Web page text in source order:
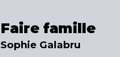
Faire famille
Sophie Galabru